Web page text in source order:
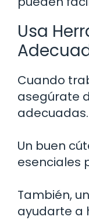
Usa
Cuando
asegúrate
adecuadas.
Un buen
esenciales
También,
ayudarte a